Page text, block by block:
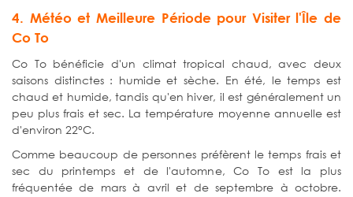
4. Météo et Meilleure Période pour Visiter l'Île de
Co To
Co To bénéficie d'un climat tropical chaud, avec deux
saisons distinctes : humide et sèche. En été, le temps est
chaud et humide, tandis qu'en hiver, il est généralement un
peu plus frais et sec. La température moyenne annuelle est
d'environ 22°C.
Comme beaucoup de personnes préfèrent le temps frais et
sec du printemps et de l'automne, Co To est la plus
fréquentée de mars à avril et de septembre à octobre.